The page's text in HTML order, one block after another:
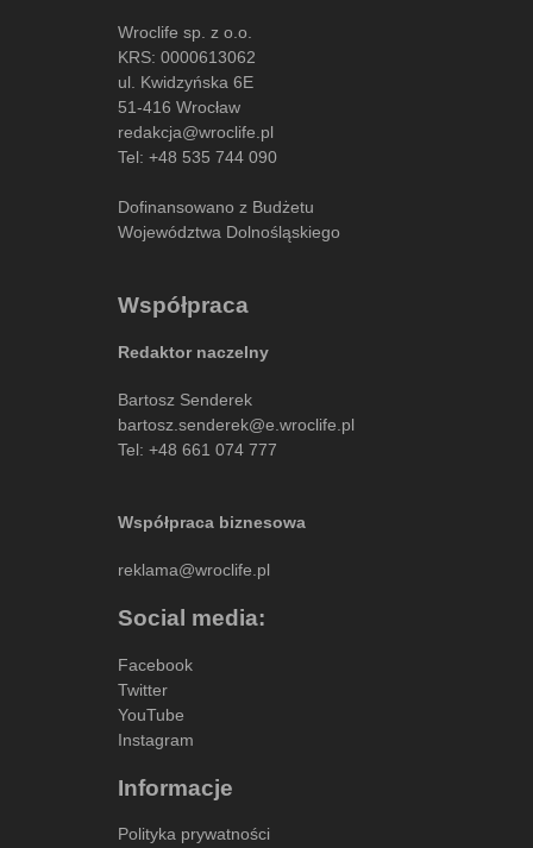
Wroclife sp. z o.o.
KRS: 0000613062
ul. Kwidzyńska 6E
51-416 Wrocław
redakcja@wroclife.pl
Tel: +48 535 744 090
Dofinansowano z Budżetu
Województwa Dolnośląskiego
Współpraca
Redaktor naczelny
Bartosz Senderek
bartosz.senderek@e.wroclife.pl
Tel: +48 661 074 777
Współpraca biznesowa
reklama@wroclife.pl
Social media:
Facebook
Twitter
YouTube
Instagram
Informacje
Polityka prywatności